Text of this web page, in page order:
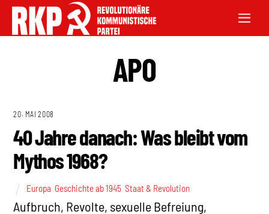
APO
20. MAI 2008
40 Jahre danach: Was bleibt vom
Mythos 1968?
Europa Geschichte ab 1945 ,Staat & Revolution
Aufbruch, Revolte, sexuelle Befreiung,